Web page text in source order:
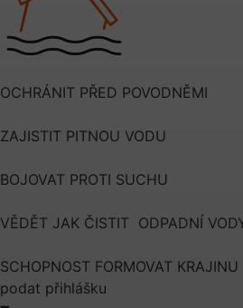
OCHRÁNIT PŘED POVODNĚMI
ZAJISTIT PITNOU VODU
BOJOVAT PROTI SUCHU
VĚDĚT JAK ČISTIT ODPADNÍ
SCHOPNOST FORMOVAT KRAJINU
podat přihlášku